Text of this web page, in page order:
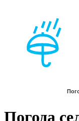
Погода